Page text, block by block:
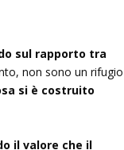
sul rapporto tra
non sono un rifugio
si è costruito
il valore che il